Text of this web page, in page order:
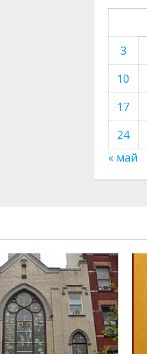
3
10
17
24
« май